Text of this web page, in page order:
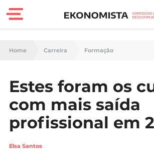
Finanças Pessoais
Carreira
Casa
Lifestyle
Home Carreira Formação
Estes foram os
com mais saída
profissional em
Elsa Santos